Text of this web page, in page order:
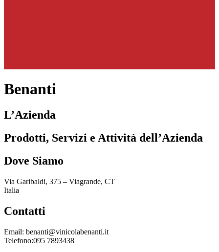
Benanti
L’Azienda
Prodotti, Servizi e Attività dell’Azienda
Dove Siamo
Via Garibaldi, 375 – Viagrande, CT
Italia
Contatti
Email: benanti@vinicolabenanti.it
Telefono:095 7893438